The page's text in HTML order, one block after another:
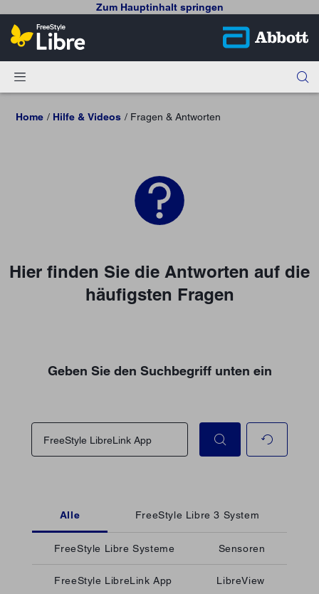
Zum Hauptinhalt springen
Home Hilfe & Videos Fragen & Antworten
Hier finden Sie die Antworten auf die
häufigsten Fragen
Geben Sie den Suchbegriff unten ein
Alle FreeStyle Libre 3 System
FreeStyle Libre Systeme Sensoren
FreeStyle LibreLink App LibreView